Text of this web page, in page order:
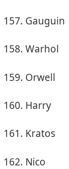
Gauguin
Warhol
Orwell
Harry
Kratos
Nico